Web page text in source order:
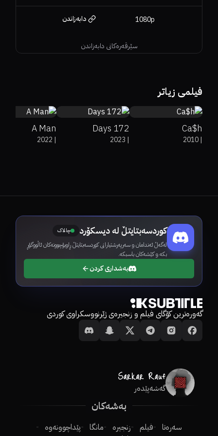
سێرڤەرەکانی دابەزاندن
1080p دابەزاندن
فیلمی زیاتر
Ca$h
|
2010
172 Days
|
2023
A Man
|
2022
کوردسەبتایتڵ لە دیسکۆرد چالاک
لەگەڵ ئەندامان و سەرپەرشتیارانی کوردسەبتایتڵ ڕاوبۆچوونەکان ئاڵووگۆڕ
بکە و کێشەکان باسبکە.
بەشداری کردن
گەورەترین کۆگای فیلم و زنجیرەی ژێرنووسکراوی کوردی
گەشەپێدەر
بەشەکان
سەرەتا فیلم زنجیرە مانگا
پێداچوونەوە